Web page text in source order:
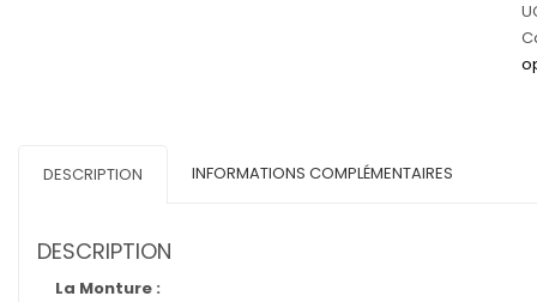
DESCRIPTION INFORMATIONS COMPLÉMENTAIRES
DESCRIPTION
La Monture :